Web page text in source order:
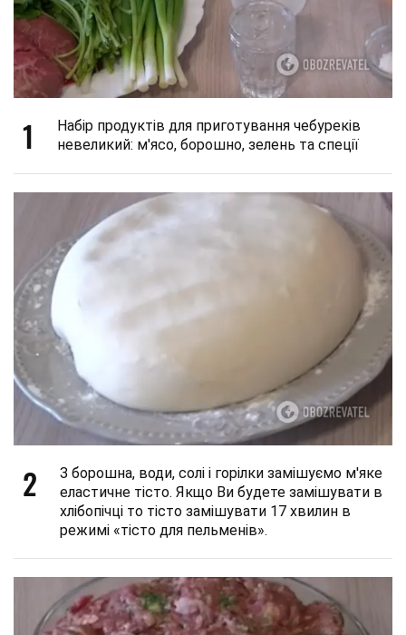
1
Набір продуктів для приготування чебуреків
невеликий: м'ясо, борошно, зелень та спеції
2
З борошна, води, солі і горілки замішуємо м'яке
еластичне тісто. Якщо Ви будете замішувати в
хлібопічці то тісто замішувати 17 хвилин в
режимі «тісто для пельменів».